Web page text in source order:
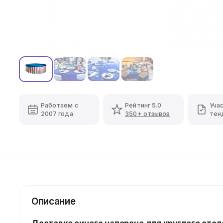
Работаем с
2007 года
Рейтинг 5.0
350+ отзывов
Описание